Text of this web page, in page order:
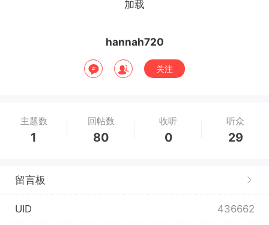
加载
hannah720
关注
主题数
1
回帖数
80
收听
0
听众
29
留言板
UID 436662